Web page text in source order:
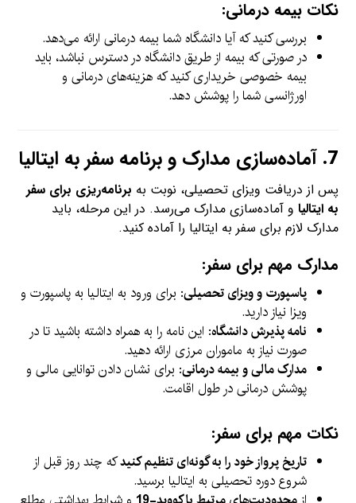
نکات بیمه درمانی:
بررسی کنید که آیا دانشگاه شما بیمه درمانی ارائه می‌دهد.
در صورتی که بیمه از طریق دانشگاه در دسترس نباشد، باید
بیمه خصوصی خریداری کنید که هزینه‌های درمانی و
اورژانسی شما را پوشش دهد.
7. آماده‌سازی مدارک و برنامه سفر به ایتالیا
پس از دریافت ویزای تحصیلی، نوبت به برنامه‌ریزی برای سفر
به ایتالیا و آماده‌سازی مدارک می‌رسد. در این مرحله، باید
مدارک لازم برای سفر به ایتالیا را آماده کنید.
مدارک مهم برای سفر:
پاسپورت و ویزای تحصیلی: برای ورود به ایتالیا به پاسپورت و
ویزا نیاز دارید.
نامه پذیرش دانشگاه: این نامه را به همراه داشته باشید تا در
صورت نیاز به ماموران مرزی ارائه دهید.
مدارک مالی و بیمه درمانی: برای نشان دادن توانایی مالی و
پوشش درمانی در طول اقامت.
نکات مهم برای سفر:
تاریخ پرواز خود را به گونه‌ای تنظیم کنیدکه چند روز قبل از
شروع دوره تحصیلی به ایتالیا برسید.